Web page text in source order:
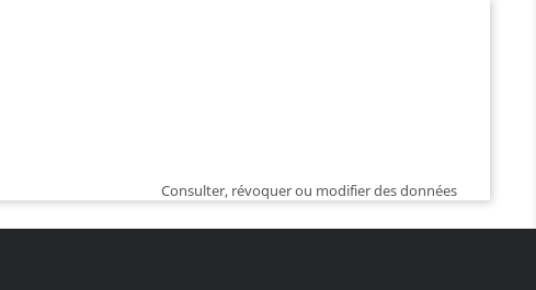
Consulter, révoquer ou modifier des données